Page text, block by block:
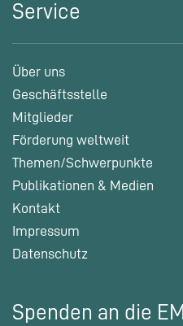
Service
Über uns
Geschäftsstelle
Mitglieder
Förderung weltweit
Themen/Schwerpunkte
Publikationen & Medien
Kontakt
Impressum
Datenschutz
Spenden an die